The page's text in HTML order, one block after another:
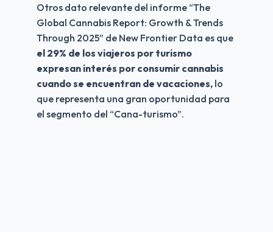
Otros dato relevante del informe “The
Global Cannabis Report: Growth & Trends
el 29% de los viajeros por turismo
expresan interés por consumir cannabis
cuando se encuentran de vacaciones, lo
que representa una gran oportunidad para
el segmento del “Cana-turismo”.